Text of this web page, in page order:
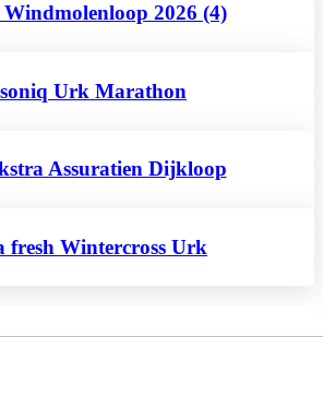
2026 (4)
Urk Marathon
Assuratien Dijkloop
fresh Wintercross Urk